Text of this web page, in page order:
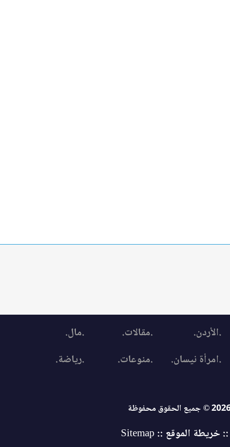
.الأردن. .مقالات.
.مال.
.امرأة نيسان. .منوعات.
.رياضة.
:: خريطة الموقع :: Sitemap